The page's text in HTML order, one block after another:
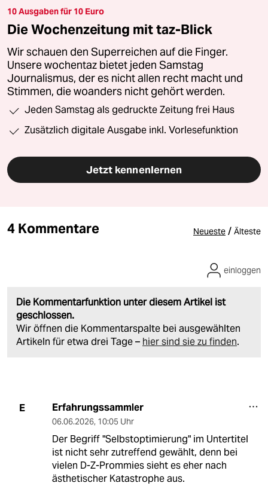
10 Ausgaben für 10 Euro
Die Wochenzeitung mit taz-Blick
Wir schauen den Superreichen auf die Finger.
Unsere wochentaz bietet jeden Samstag
Journalismus, der es nicht allen recht macht und
Stimmen, die woanders nicht gehört werden.
Jeden Samstag als gedruckte Zeitung frei Haus
Zusätzlich digitale Ausgabe inkl. Vorlesefunktion
Jetzt kennenlernen
4 Kommentare Neueste / Älteste
Die Kommentarfunktion unter diesem Artikel ist
geschlossen.
Wir öffnen die Kommentarspalte bei ausgewählten
Artikeln für etwa drei Tage – hier sind sie zu finden.
einloggen
E Erfahrungssammler
06.06.2026, 10:05 Uhr
Der Begriff "Selbstoptimierung" im Untertitel
ist nicht sehr zutreffend gewählt, denn bei
vielen D-Z-Prommies sieht es eher nach
ästhetischer Katastrophe aus.